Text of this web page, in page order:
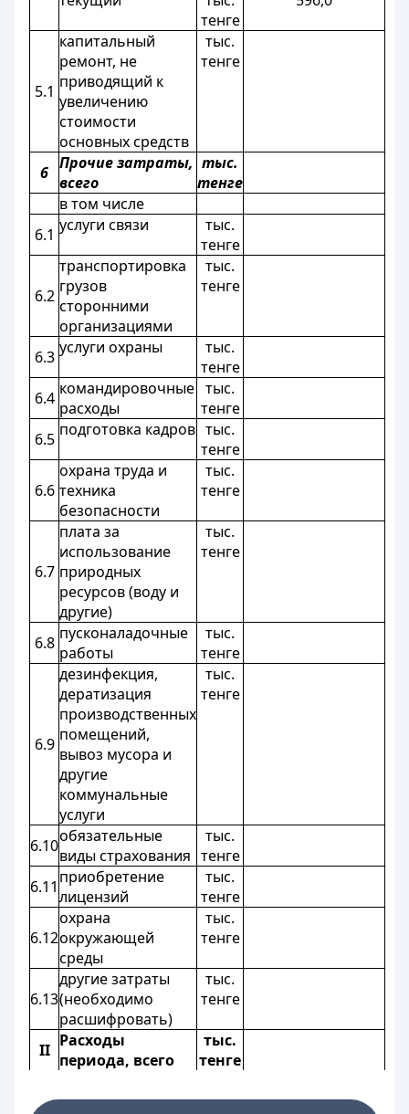
тенге
5.1
капитальный
ремонт, не
приводящий к
увеличению
стоимости
основных средств
тыс.
тенге
6 Прочие затраты,
всего
тыс.
тенге
в том числе
6.1 услуги связи
тыс.
тенге
6.2
транспортировка
грузов
сторонними
организациями
тыс.
тенге
6.3 услуги охраны
тыс.
тенге
6.4 командировочные
расходы
тыс.
тенге
6.5 подготовка кадров тыс.
тенге
6.6
охрана труда и
техника
безопасности
тыс.
тенге
6.7
плата за
использование
природных
ресурсов (воду и
другие)
тыс.
тенге
6.8 пусконаладочные
работы
тыс.
тенге
6.9
дезинфекция,
дератизация
производственных
помещений,
вывоз мусора и
другие
коммунальные
услуги
тыс.
тенге
6.10обязательные
виды страхования
тыс.
тенге
6.11 приобретение
лицензий
тыс.
тенге
6.12
охрана
окружающей
среды
тыс.
тенге
6.13
другие затраты
(необходимо
расшифровать)
тыс.
тенге
II Расходы
периода, всего
тыс.
тенге